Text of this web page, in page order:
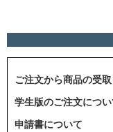
ご注文から商品の受
学生版のご注文につい
申請書について